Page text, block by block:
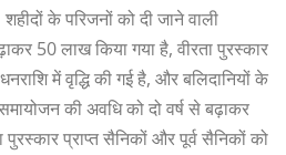
के परिजनों को दी जाने वाली
50 लाख किया गया है, वीरता पुरस्कार
में वृद्धि की गई है, और बलिदानियों के
की अवधि को दो वर्ष से बढ़ाकर
पुरस्कार प्राप्त सैनिकों और पूर्व सैनिकों को